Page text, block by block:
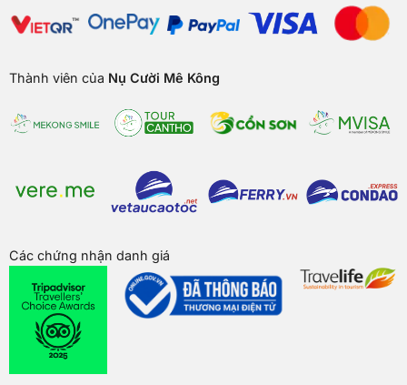
Thành viên của Nụ Cười Mê Kông
Các chứng nhận danh giá